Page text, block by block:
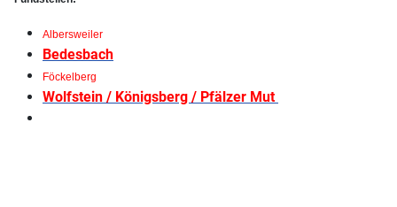
Albersweiler
Bedesbach
Föckelberg
Wolfstein / Königsberg / Pfälzer Mut